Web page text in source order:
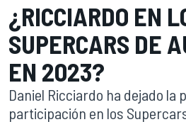
¿RICCIARDO EN
SUPERCARS DE
EN 2023?
Daniel Ricciardo ha dejado la
participación en los